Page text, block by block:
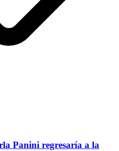
Panini regresaría a la